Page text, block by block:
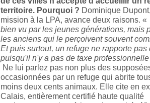
territoire. Pourquoi ? Dominique
mission à la LPA, avance deux raisons. «
bien vu par les jeunes générations, mais
les anciens qui le perçoivent souvent
Et puis surtout, un refuge ne rapporte pas
puisqu'il n'y a pas de taxe professionnelle
Ne lui parlez pas non plus des
occasionnées par un refuge qui abrite
moins deux cents animaux. Elle cite en
Calais, entièrement certifié haute qualité